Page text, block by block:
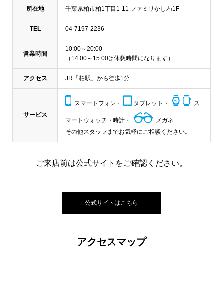
所在地 千葉県柏市柏1丁目1-11 ファミリかしわ1F
TEL 04-7197-2236
営業時間
10:00～20:00
（14:00～15:00は休憩時間になります）
アクセス JR「柏駅」から徒歩1分
サービス
スマートフォン・ タブレット・ ス
マートウォッチ・時計・
メガネ
その他スタッフまでお気軽にご相談ください。
ご来店前は公式サイトをご確認ください。
公式サイトはこちら
アクセスマップ